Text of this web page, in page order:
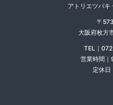
アトリエツバキ
〒
大阪府枚方
TEL｜
営業時間
定休日